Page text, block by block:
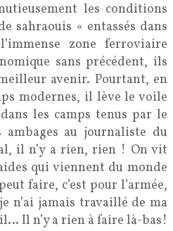
les conditions
sahraouis « entassés dans
zone ferroviaire
sans précédent, ils
avenir. Pourtant, en
modernes, il lève le voile
les camps tenus par le
au journaliste du
il n’y a rien, rien ! On vit
qui viennent du monde
faire, c’est pour l’armée,
n’ai jamais travaillé de ma
Il n’y a rien à faire là-bas!